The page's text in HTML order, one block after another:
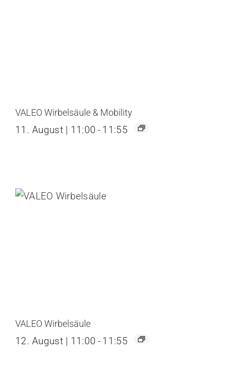
VALEO Wirbelsäule & Mobility
11. August | 11:00 - 11:55
VALEO Wirbelsäule
12. August | 11:00 - 11:55